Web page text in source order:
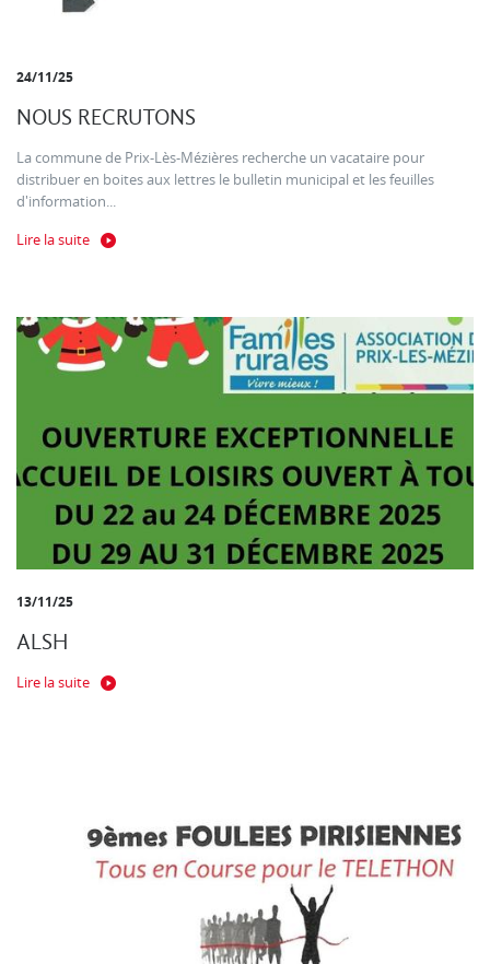
24/11/25
NOUS RECRUTONS
La commune de Prix-Lès-Mézières recherche un vacataire pour
distribuer en boites aux lettres le bulletin municipal et les feuilles
d'information...
Lire la suite
13/11/25
ALSH
Lire la suite